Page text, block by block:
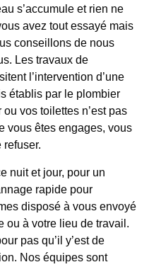
s’accumule et rien ne
avez tout essayé mais
conseillons de nous
Les travaux de
l’intervention d’une
établis par le plombier
vos toilettes n’est pas
vous êtes engages, vous
refuser.
nuit et jour, pour un
rapide pour
disposé à vous envoyé
ou à votre lieu de travail.
pas qu’il y’est de
Nos équipes sont